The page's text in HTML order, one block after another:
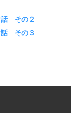
話 その２
話 その３